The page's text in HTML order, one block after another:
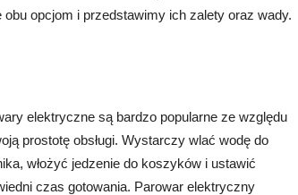
opcjom i przedstawimy ich zalety oraz wady.
elektryczne są bardzo popularne ze względu
prostotę obsługi. Wystarczy wlać wodę do
włożyć jedzenie do koszyków i ustawić
czas gotowania. Parowar elektryczny